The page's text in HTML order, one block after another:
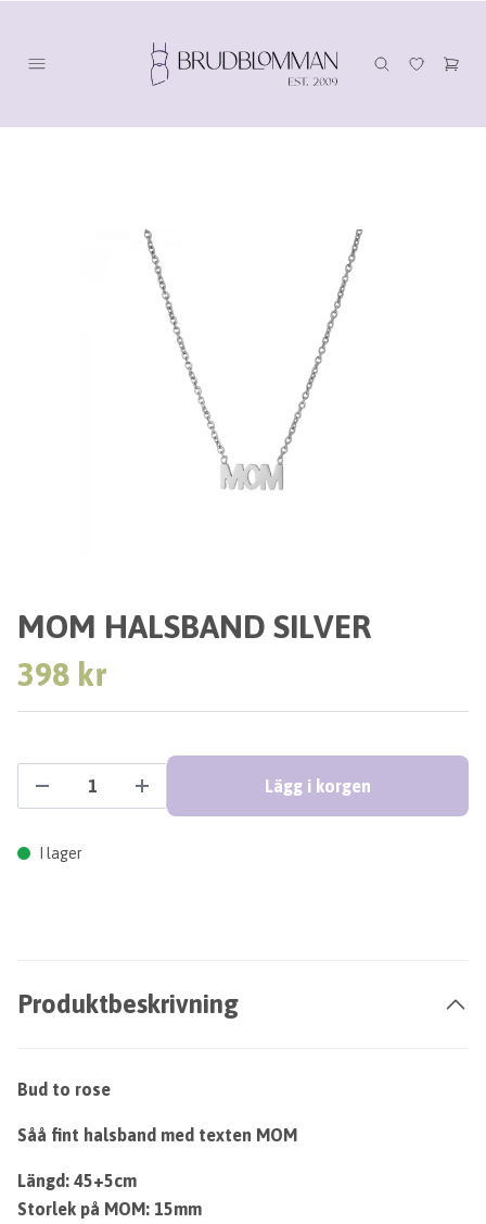
MOM HALSBAND SILVER
398 kr
Lägg i korgen
I lager
Produktbeskrivning
Bud to rose
Såå fint halsband med texten MOM
Längd: 45+5cm
Storlek på MOM: 15mm